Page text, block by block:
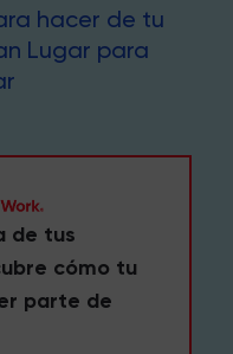
hacer de tu
Lugar para
de tus
cómo tu
parte de